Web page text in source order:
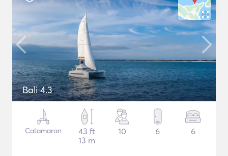
Bali 4.3
Catamaran
43 ft
13 m
10 6 6